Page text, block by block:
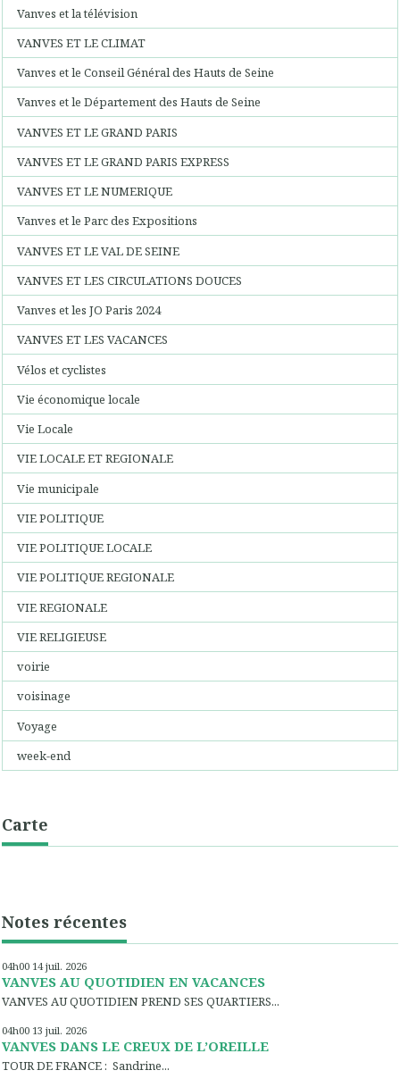
Vanves et la télévision
VANVES ET LE CLIMAT
Vanves et le Conseil Général des Hauts de Seine
Vanves et le Département des Hauts de Seine
VANVES ET LE GRAND PARIS
VANVES ET LE GRAND PARIS EXPRESS
VANVES ET LE NUMERIQUE
Vanves et le Parc des Expositions
VANVES ET LE VAL DE SEINE
VANVES ET LES CIRCULATIONS DOUCES
Vanves et les JO Paris 2024
VANVES ET LES VACANCES
Vélos et cyclistes
Vie économique locale
Vie Locale
VIE LOCALE ET REGIONALE
Vie municipale
VIE POLITIQUE
VIE POLITIQUE LOCALE
VIE POLITIQUE REGIONALE
VIE REGIONALE
VIE RELIGIEUSE
voirie
voisinage
Voyage
week-end
Carte
Notes récentes
04h00 14 juil. 2026
VANVES AU QUOTIDIEN EN VACANCES
VANVES AU QUOTIDIEN PREND SES QUARTIERS...
04h00 13 juil. 2026
VANVES DANS LE CREUX DE L’OREILLE
TOUR DE FRANCE : Sandrine...